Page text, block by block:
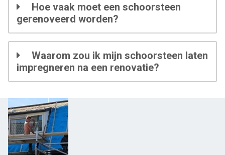
Hoe vaak moet een schoorsteen
gerenoveerd worden?
Waarom zou ik mijn schoorsteen laten
impregneren na een renovatie?